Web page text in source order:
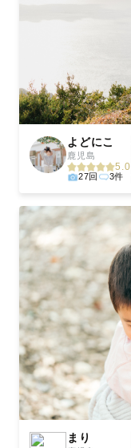
よどにこ
鹿児島
5.0
27回 3件
まり